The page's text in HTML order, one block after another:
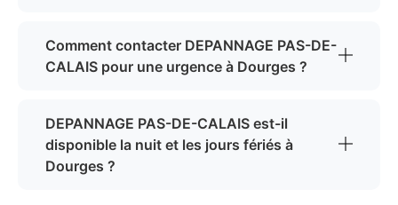
Comment contacter DEPANNAGE PAS-DE-
CALAIS pour une urgence à Dourges ?
DEPANNAGE PAS-DE-CALAIS est-il
disponible la nuit et les jours fériés à
Dourges ?